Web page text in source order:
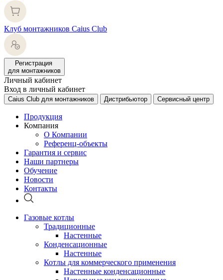
Клуб монтажников Caius Club
Регистрация
для монтажников
Личный кабинет
Вход в личный кабинет
Caius Club для монтажников Дистрибьютор Сервисный центр
Продукция
Компания
О Компании
Референц-объекты
Гарантия и сервис
Наши партнеры
Обучение
Новости
Контакты
Газовые котлы
Традиционные
Настенные
Конденсационные
Настенные
Котлы для коммерческого применения
Настенные конденсационные